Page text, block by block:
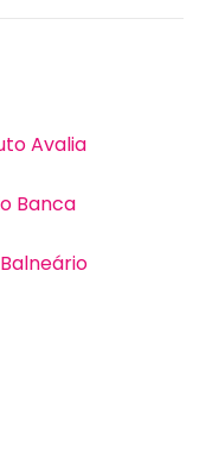
Avalia
Banca